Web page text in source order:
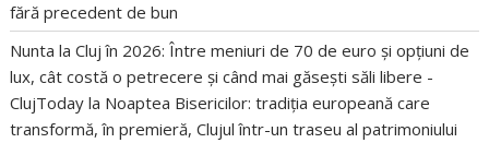
fără precedent de bun
Nunta la Cluj în 2026: Între meniuri de 70 de euro și opțiuni de
lux, cât costă o petrecere și când mai găsești săli libere -
ClujToday la Noaptea Bisericilor: tradiția europeană care
transformă, în premieră, Clujul într-un traseu al patrimoniului